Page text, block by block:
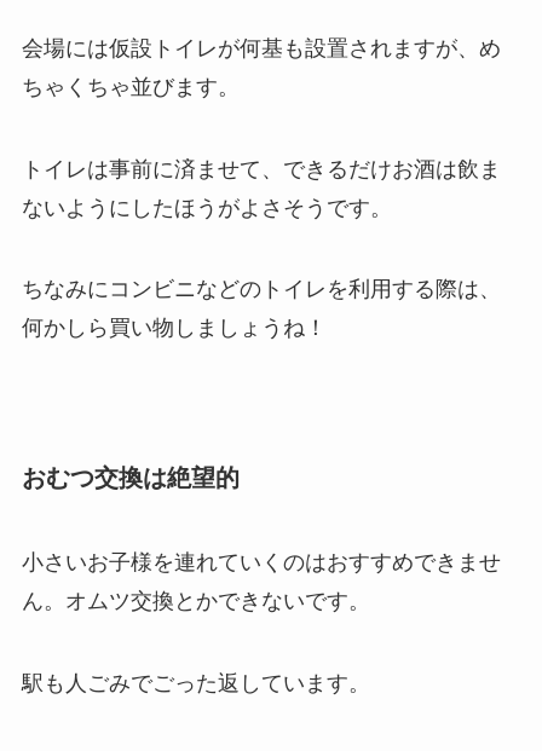
会場には仮設トイレが何基も設置されますが、め
ちゃくちゃ並びます。
トイレは事前に済ませて、できるだけお酒は飲ま
ないようにしたほうがよさそうです。
ちなみにコンビニなどのトイレを利用する際は、
何かしら買い物しましょうね！
おむつ交換は絶望的
小さいお子様を連れていくのはおすすめできませ
ん。オムツ交換とかできないです。
駅も人ごみでごった返しています。